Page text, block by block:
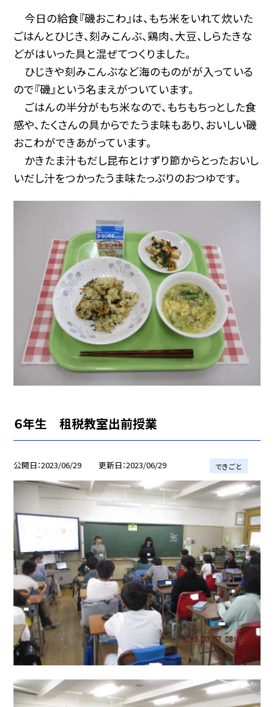
今日の給食『磯おこわ』は、もち米をいれて炊いた
ごはんとひじき、刻みこんぶ、鶏肉、大豆、しらたきな
どがはいった具と混ぜてつくりました。
ひじきや刻みこんぶなど海のものがが入っている
ので『磯』という名まえがついています。
ごはんの半分がもち米なので、もちもちっとした食
感や、たくさんの具からでたうま味もあり、おいしい磯
おこわができあがっています。
かきたま汁もだし昆布とけずり節からとったおいし
いだし汁をつかったうま味たっぷりのおつゆです。
６年生 租税教室出前授業
公開日 2023/06/29 更新日 2023/06/29 できごと